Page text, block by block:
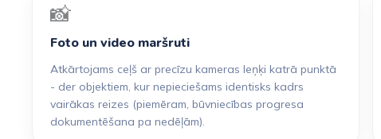
📸
Foto un video maršruti
Atkārtojams ceļš ar precīzu kameras leņķi katrā punktā
- der objektiem, kur nepieciešams identisks kadrs
vairākas reizes (piemēram, būvniecības progresa
dokumentēšana pa nedēļām).